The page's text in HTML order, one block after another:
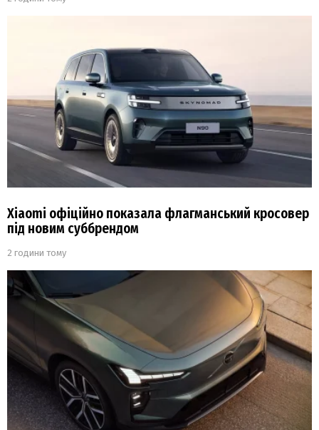
Xiaomi офіційно показала флагманський кросовер
під новим суббрендом
2 години тому